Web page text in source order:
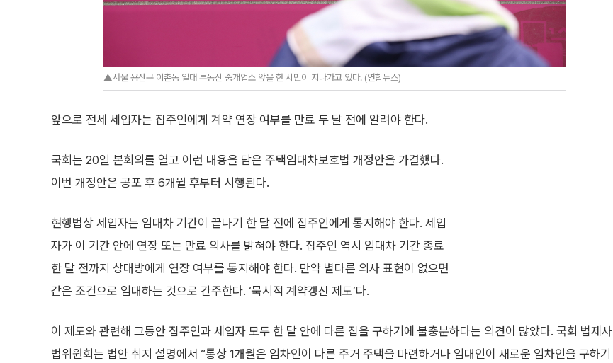
▲서울 용산구 이촌동 일대 부동산 중개업소 앞을 한 시민이 지나가고 있다. (연합뉴스)
앞으로 전세 세입자는 집주인에게 계약 연장 여부를 만료 두 달 전에 알려야 한다.
국회는 20일 본회의를 열고 이런 내용을 담은 주택임대차보호법 개정안을 가결했다.
이번 개정안은 공포 후 6개월 후부터 시행된다.
현행법상 세입자는 임대차 기간이 끝나기 한 달 전에 집주인에게 통지해야 한다. 세입
자가 이 기간 안에 연장 또는 만료 의사를 밝혀야 한다. 집주인 역시 임대차 기간 종료
한 달 전까지 상대방에게 연장 여부를 통지해야 한다. 만약 별다른 의사 표현이 없으면
같은 조건으로 임대하는 것으로 간주한다. ‘묵시적 계약갱신 제도’다.
이 제도와 관련해 그동안 집주인과 세입자 모두 한 달 안에 다른 집을 구하기에 불충분하다는 의견이 많았다. 국회 법제사
법위원회는 법안 취지 설명에서 “통상 1개월은 임차인이 다른 주거 주택을 마련하거나 임대인이 새로운 임차인을 구하기